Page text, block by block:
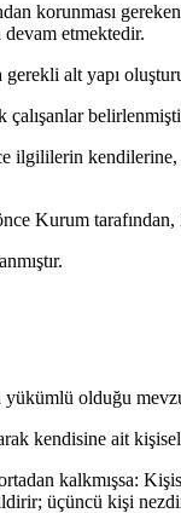
korunması
devam etmektedir.
alt yapı
çalışanlar
ilgililerin
Kurum
olduğu
kendisine ait
kalkmışsa:
üçüncü kişi